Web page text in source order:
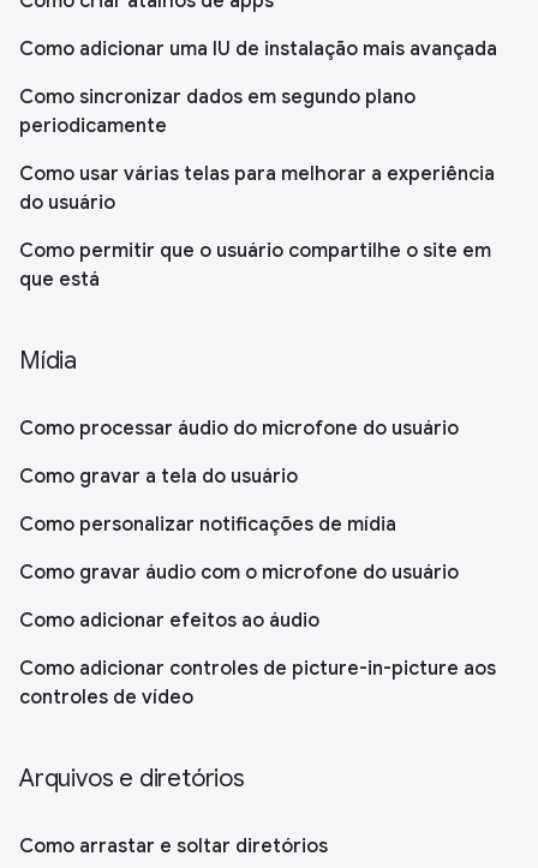
Como adicionar uma IU de instalação mais avançada
Como sincronizar dados em segundo plano
periodicamente
Como usar várias telas para melhorar a experiência
do usuário
Como permitir que o usuário compartilhe o site em
que está
Mídia
Como processar áudio do microfone do usuário
Como gravar a tela do usuário
Como personalizar notificações de mídia
Como gravar áudio com o microfone do usuário
Como adicionar efeitos ao áudio
Como adicionar controles de picture-in-picture aos
controles de vídeo
Arquivos e diretórios
Como arrastar e soltar diretórios